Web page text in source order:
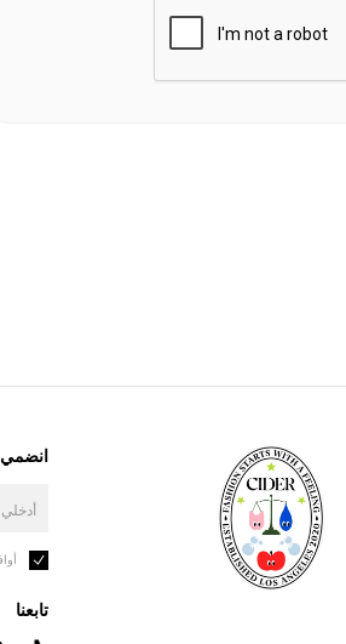
انضمي
تابعنا